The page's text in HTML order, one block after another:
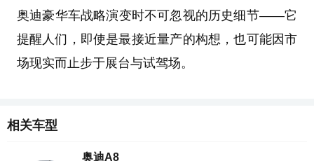
奥迪豪华车战略演变时不可忽视的历史细节——它
提醒人们，即使是最接近量产的构想，也可能因市
场现实而止步于展台与试驾场。
相关车型
奥迪A8